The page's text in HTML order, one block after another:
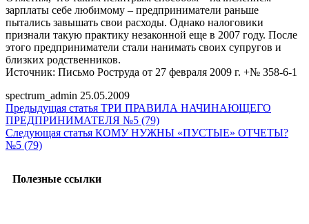
зарплаты себе любимому – предприниматели раньше
пытались завышать свои расходы. Однако налоговики
признали такую практику незаконной еще в 2007 году. После
этого предприниматели стали нанимать своих супругов и
близких родственников.
Источник: Письмо Роструда от 27 февраля 2009 г. +№ 358-6-1
spectrum_admin 25.05.2009
Предыдущая статья ТРИ ПРАВИЛА НАЧИНАЮЩЕГО
ПРЕДПРИНИМАТЕЛЯ №5 (79)
Следующая статья КОМУ НУЖНЫ «ПУСТЫЕ» ОТЧЕТЫ?
№5 (79)
Полезные ссылки